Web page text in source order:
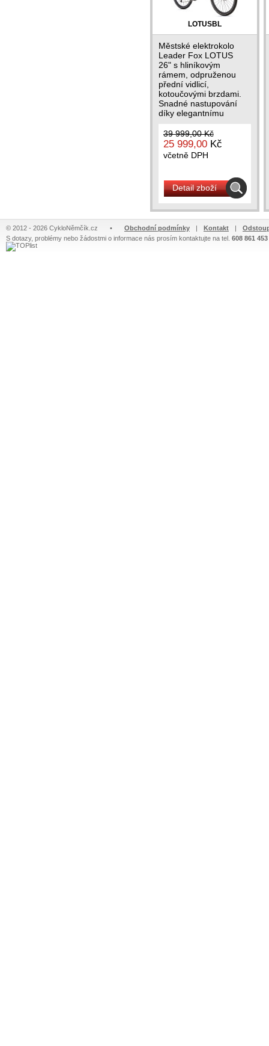
LOTUSBL
Městské elektrokolo
Leader Fox LOTUS
26" s hliníkovým
rámem, odpruženou
přední vidlicí,
kotoučovými brzdami.
Snadné nastupování
díky elegantnímu
39 999,00 Kč
25 999,00 Kč
včetně DPH
Detail zboží
© 2012 - 2026 CykloNěmčík.cz • Obchodní podmínky | Kontakt |
S dotazy, problémy nebo žádostmi o informace nás prosím kontaktujte na tel. 608 861 453